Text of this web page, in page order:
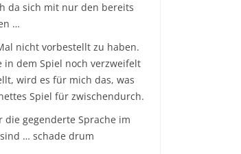
da sich mit nur den bereits
…
nicht vorbestellt zu haben.
dem Spiel noch verzweifelt
wird es für mich das, was
Spiel für zwischendurch.
die gegenderte Sprache im
… schade drum